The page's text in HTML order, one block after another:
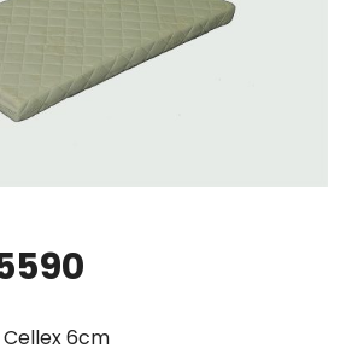
pris
6cm